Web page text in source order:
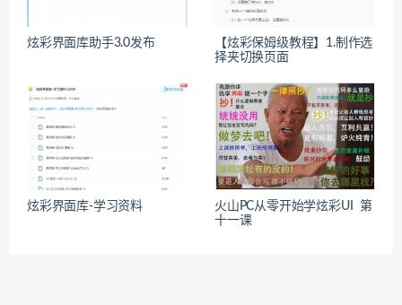
炫彩界面库助手3.0发布
【炫彩保姆级教程】1.制作选
择夹切换页面
炫彩界面库-学习资料
火山PC从零开始学炫彩UI 第
十一课